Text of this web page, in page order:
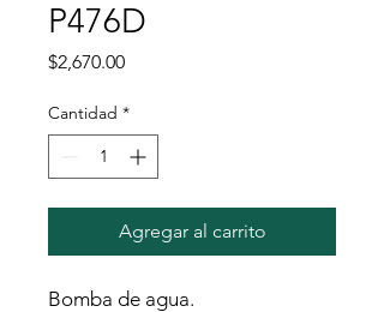
P476D
$2,670.00Precio
Cantidad *
Agregar al carrito
Bomba de agua.